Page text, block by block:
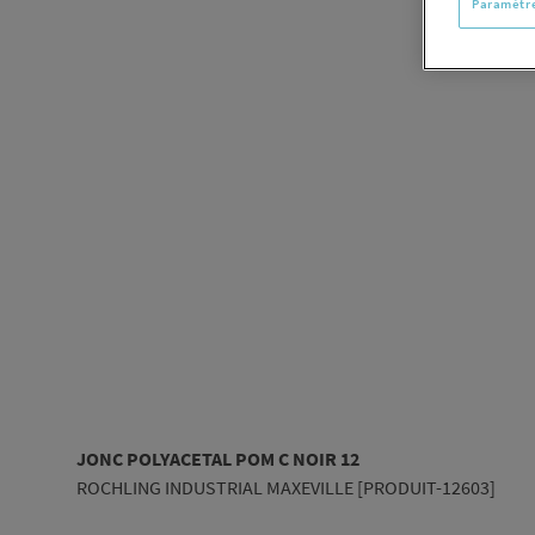
JONC POLYACETAL POM C NOIR 12
ROCHLING INDUSTRIAL MAXEVILLE [PRODUIT-12603]